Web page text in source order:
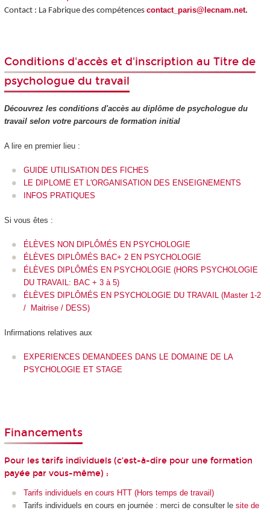
Contact : La Fabrique des compétences contact_paris@lecnam.net.
Conditions d'accès et d'inscription au Titre de
psychologue du travail
Découvrez les conditions d'accès au diplôme de psychologue du
travail selon votre parcours de formation initial
A lire en premier lieu :
GUIDE UTILISATION DES FICHES
LE DIPLOME ET L'ORGANISATION DES ENSEIGNEMENTS
INFOS PRATIQUES
Si vous êtes :
ÉLÈVES NON DIPLÔMÉS EN PSYCHOLOGIE
ÉLÈVES DIPLÔMÉS BAC+ 2 EN PSYCHOLOGIE
ÉLÈVES DIPLÔMÉS EN PSYCHOLOGIE (HORS PSYCHOLOGIE
DU TRAVAIL: BAC + 3 à 5)
ÉLÈVES DIPLÔMÉS EN PSYCHOLOGIE DU TRAVAIL (Master 1-2
/ Maitrise / DESS)
Infirmations relatives aux
EXPERIENCES DEMANDEES DANS LE DOMAINE DE LA
PSYCHOLOGIE ET STAGE
Financements
Pour les tarifs individuels (c’est-à-dire pour une formation
payée par vous-même) :
Tarifs individuels en cours HTT (Hors temps de travail)
Tarifs individuels en cours en journée : merci de consulter le site de